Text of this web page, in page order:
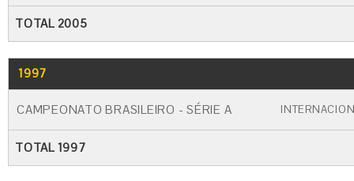
TOTAL 2005
1997
CAMPEONATO BRASILEIRO - SÉRIE A
TOTAL 1997